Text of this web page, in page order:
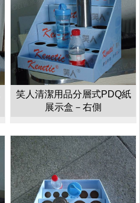
笑人清潔用品分層式PDQ紙
展示盒－右側